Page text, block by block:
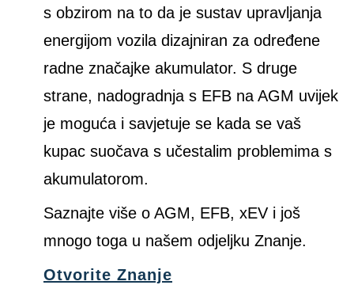
s obzirom na to da je sustav upravljanja
energijom vozila dizajniran za određene
radne značajke akumulator. S druge
strane, nadogradnja s EFB na AGM uvijek
je moguća i savjetuje se kada se vaš
kupac suočava s učestalim problemima s
akumulatorom.
Saznajte više o AGM, EFB, xEV i još
mnogo toga u našem odjeljku Znanje.
Otvorite Znanje